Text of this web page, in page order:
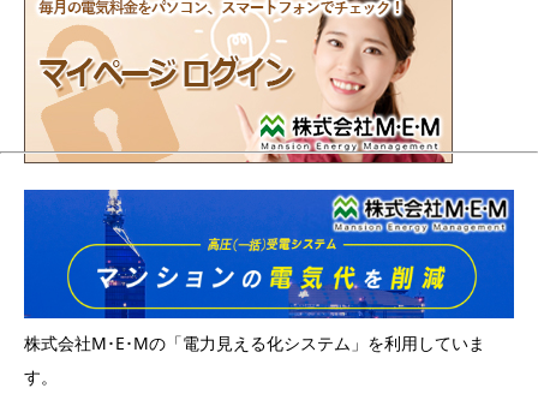
株式会社M･E･Mの「電力見える化システム」を利用していま
す。